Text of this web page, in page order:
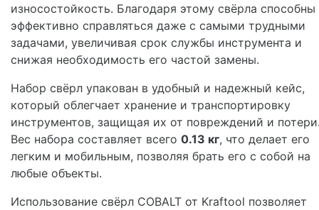
износостойкость. Благодаря этому свёрла способны
эффективно справляться даже с самыми трудными
задачами, увеличивая срок службы инструмента и
снижая необходимость его частой замены.
Набор свёрл упакован в удобный и надежный кейс,
который облегчает хранение и транспортировку
инструментов, защищая их от повреждений и
Вес набора составляет всего 0.13 кг, что делает его
легким и мобильным, позволяя брать его с собой на
любые объекты.
Использование свёрл COBALT от Kraftool позволяет